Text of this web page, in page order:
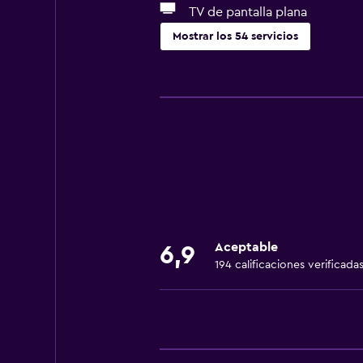
TV de pantalla plana
Mostrar los 54 servicios
Wifi gratis
Artículos de aseo gratis
Servicios y facilidades
6,9 Aceptable
194 calificaciones verificadas